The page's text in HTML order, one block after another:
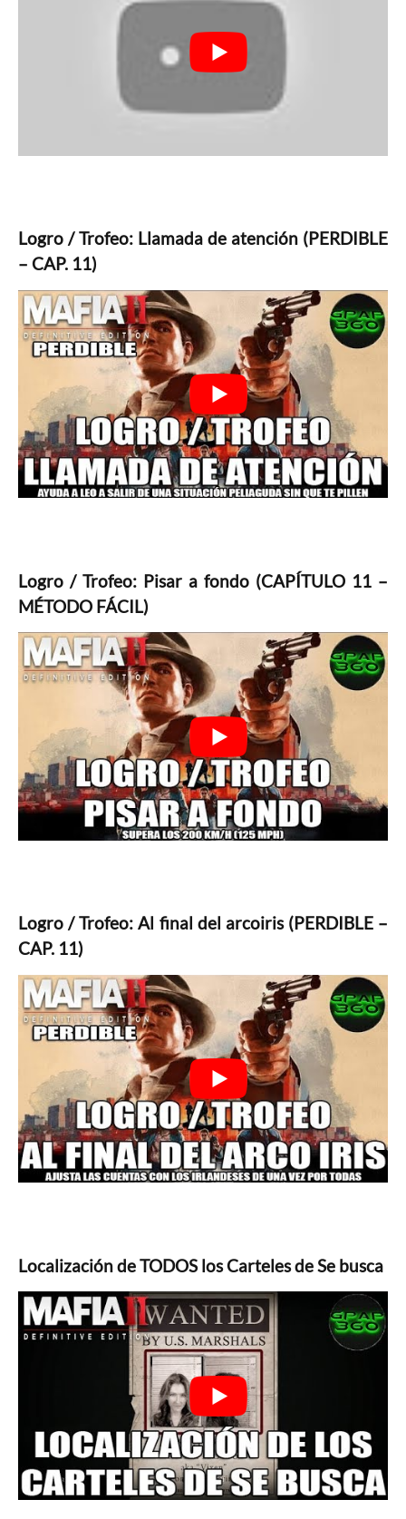
Logro / Trofeo: Llamada de atención (PERDIBLE
– CAP. 11)
Logro / Trofeo: Pisar a fondo (CAPÍTULO 11 –
MÉTODO FÁCIL)
Logro / Trofeo: Al final del arcoiris (PERDIBLE –
CAP. 11)
Localización de TODOS los Carteles de Se busca